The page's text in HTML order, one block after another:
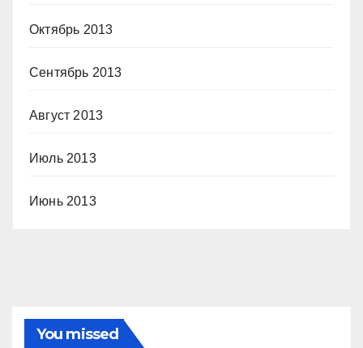
Октябрь 2013
Сентябрь 2013
Август 2013
Июль 2013
Июнь 2013
You missed